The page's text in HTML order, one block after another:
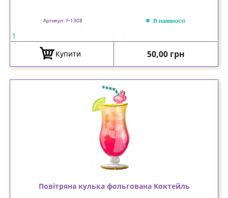
Артикул: F-1308 В наявності
1
Купити Ціна
50,00 грн
Повітряна кулька фольгована Коктейль